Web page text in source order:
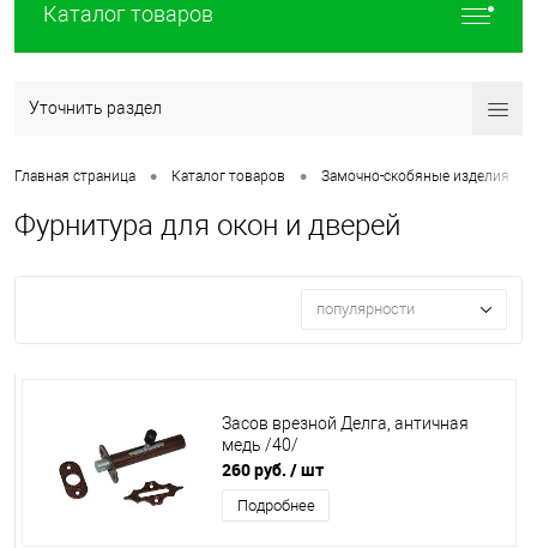
Каталог товаров
Уточнить раздел
Главная страница • Каталог товаров • Замочно-скобяные изделия
Фурнитура для окон и дверей
популярности
Засов врезной Делга, античная
медь /40/
260 руб. / шт
Подробнее